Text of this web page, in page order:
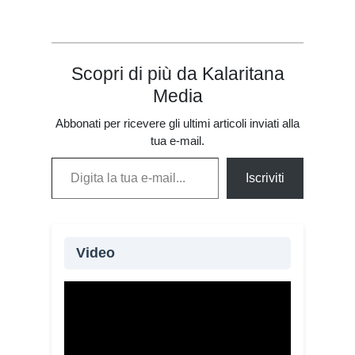
Scopri di più da Kalaritana
Media
Abbonati per ricevere gli ultimi articoli inviati alla
tua e-mail.
Digita la tua e-mail...
Iscriviti
Video